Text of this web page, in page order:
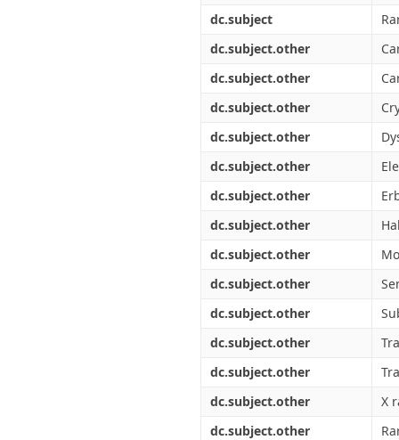
dc.subject
dc.subject.other
dc.subject.other
dc.subject.other
dc.subject.other
dc.subject.other
dc.subject.other
dc.subject.other
dc.subject.other
dc.subject.other
dc.subject.other
dc.subject.other
dc.subject.other
dc.subject.other
X
dc.subject.other